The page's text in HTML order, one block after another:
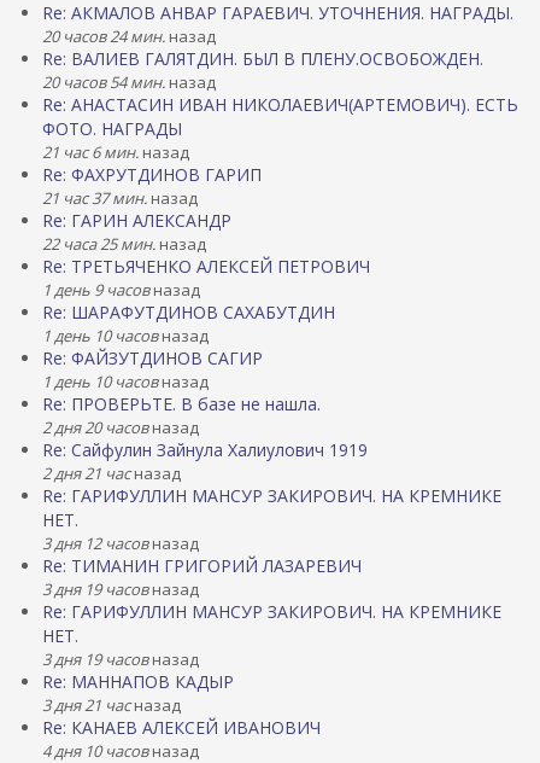
Re: АКМАЛОВ АНВАР ГАРАЕВИЧ. УТОЧНЕНИЯ. НАГРАДЫ.
20 часов 24 мин. назад
Re: ВАЛИЕВ ГАЛЯТДИН. БЫЛ В ПЛЕНУ.ОСВОБОЖДЕН.
20 часов 54 мин. назад
Re: АНАСТАСИН ИВАН НИКОЛАЕВИЧ(АРТЕМОВИЧ). ЕСТЬ
ФОТО. НАГРАДЫ
21 час 6 мин. назад
Re: ФАХРУТДИНОВ ГАРИП
21 час 37 мин. назад
Re: ГАРИН АЛЕКСАНДР
22 часа 25 мин. назад
Re: ТРЕТЬЯЧЕНКО АЛЕКСЕЙ ПЕТРОВИЧ
1 день 9 часовназад
Re: ШАРАФУТДИНОВ САХАБУТДИН
1 день 10 часовназад
Re: ФАЙЗУТДИНОВ САГИР
1 день 10 часовназад
Re: ПРОВЕРЬТЕ. В базе не нашла.
2 дня 20 часовназад
Re: Сайфулин Зайнула Халиулович 1919
2 дня 21 часназад
Re: ГАРИФУЛЛИН МАНСУР ЗАКИРОВИЧ. НА КРЕМНИКЕ
НЕТ.
3 дня 12 часовназад
Re: ТИМАНИН ГРИГОРИЙ ЛАЗАРЕВИЧ
3 дня 19 часовназад
Re: ГАРИФУЛЛИН МАНСУР ЗАКИРОВИЧ. НА КРЕМНИКЕ
НЕТ.
3 дня 19 часовназад
Re: МАННАПОВ КАДЫР
3 дня 21 часназад
Re: КАНАЕВ АЛЕКСЕЙ ИВАНОВИЧ
4 дня 10 часовназад